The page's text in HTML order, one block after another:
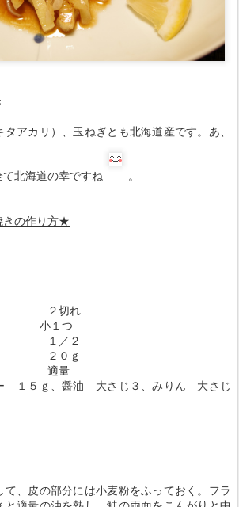
アカリ）、玉ねぎとも北海道産です。あ、
北海道の幸ですね 。
の作り方★
切れ
小１つ
１／２
０ｇ
適量
１５ｇ、醤油 大さじ３、みりん 大さじ
て、皮の部分には小麦粉をふっておく。フラ